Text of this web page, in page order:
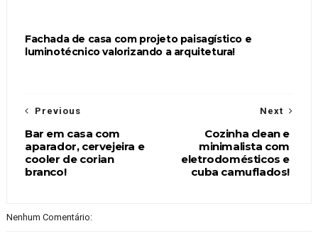
Fachada de casa com projeto paisagístico e
luminotécnico valorizando a arquitetura!
Next
Cozinha clean e
minimalista com
eletrodomésticos e
cuba camuflados!
Previous
Bar em casa com
aparador, cervejeira e
cooler de corian
branco!
Nenhum Comentário: